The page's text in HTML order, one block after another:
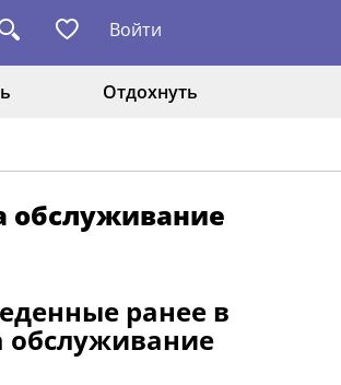
Войти
Отдохнуть
обслуживание
ранее в
обслуживание